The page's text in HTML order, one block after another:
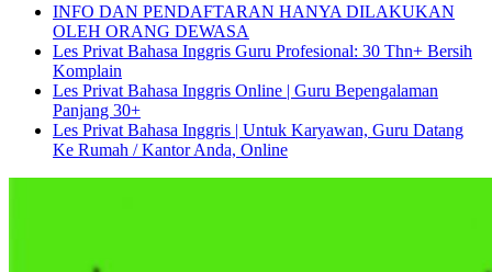
INFO DAN PENDAFTARAN HANYA DILAKUKAN
OLEH ORANG DEWASA
Les Privat Bahasa Inggris Guru Profesional: 30 Thn+ Bersih
Komplain
Les Privat Bahasa Inggris Online | Guru Bepengalaman
Panjang 30+
Les Privat Bahasa Inggris | Untuk Karyawan, Guru Datang
Ke Rumah / Kantor Anda, Online